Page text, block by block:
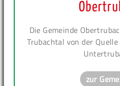
Die Gemeinde
Trubachtal von der
zur